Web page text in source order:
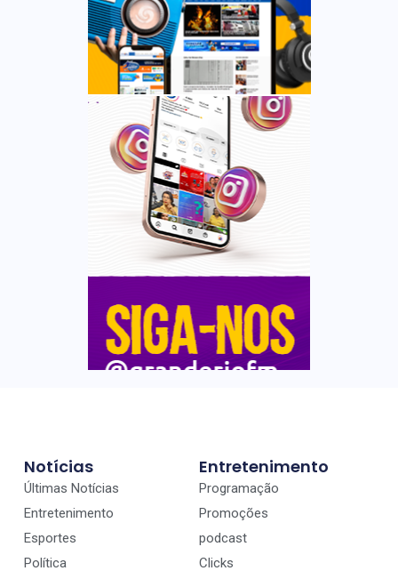
Notícias
Últimas Notícias
Entretenimento
Esportes
Política
Entretenimento
Programação
Promoções
podcast
Clicks